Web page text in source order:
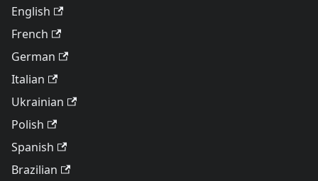
English
French
German
Italian
Ukrainian
Polish
Spanish
Brazilian